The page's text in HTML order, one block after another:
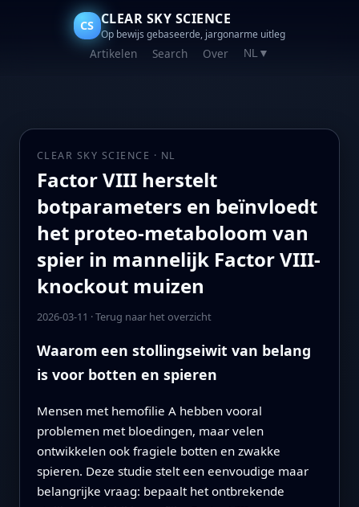
CS CLEAR SKY SCIENCE
Op bewijs gebaseerde, jargonarme uitleg
Artikelen Search Over NL ▼
CLEAR SKY SCIENCE · NL
Factor VIII herstelt
botparameters en beïnvloedt
het proteo-metaboloom van
spier in mannelijk Factor VIII-
knockout muizen
2026-03-11 ·Terug naar het overzicht
Waarom een stollingseiwit van belang
is voor botten en spieren
Mensen met hemofilie A hebben vooral
problemen met bloedingen, maar velen
ontwikkelen ook fragiele botten en zwakke
spieren. Deze studie stelt een eenvoudige maar
belangrijke vraag: bepaalt het ontbrekende